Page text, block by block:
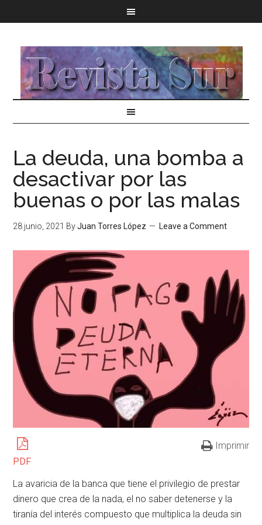
La deuda, una bomba a
desactivar por las
buenas o por las malas
28 junio, 2021 ByJuan Torres López Leave a Comment
PDF
Imprimir
La avaricia de la banca que tiene el privilegio de prestar
dinero que crea de la nada, el no saber detenerse y la
tiranía del interés compuesto que multiplica la deuda sin